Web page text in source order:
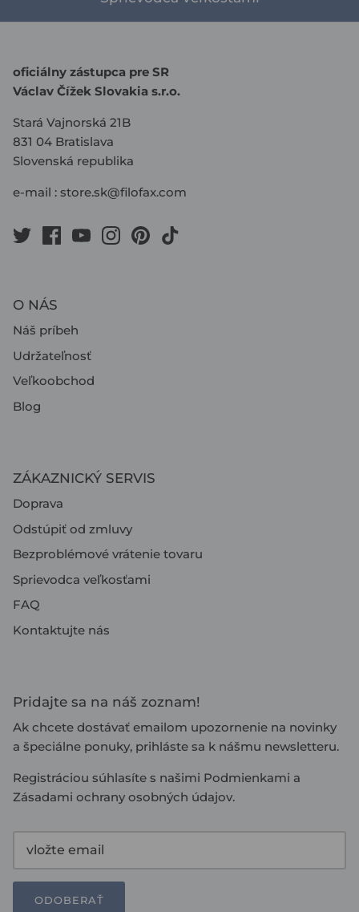
oficiálny zástupca pre SR
Václav Čížek Slovakia s.r.o.
Stará Vajnorská 21B
831 04 Bratislava
Slovenská republika
e-mail : store.sk@filofax.com
O NÁS
Náš príbeh
Udržateľnosť
Veľkoobchod
Blog
ZÁKAZNICKÝ SERVIS
Doprava
Odstúpiť od zmluvy
Bezproblémové vrátenie tovaru
Sprievodca veľkosťami
FAQ
Kontaktujte nás
Pridajte sa na náš zoznam!
Ak chcete dostávať emailom upozornenie na novinky
a špeciálne ponuky, prihláste sa k nášmu newsletteru.
Registráciou súhlasíte s našimi Podmienkami a
Zásadami ochrany osobných údajov.
ODOBERAŤ